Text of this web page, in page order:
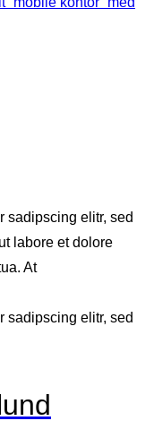
sadipscing elitr, sed
labore et dolore
At
sadipscing elitr, sed